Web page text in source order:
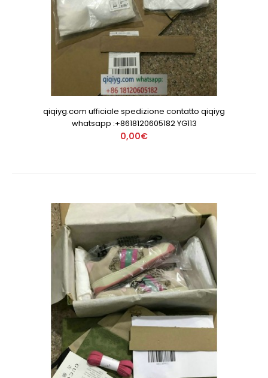
qiqiyg.com ufficiale spedizione contatto qiqiyg
whatsapp :+8618120605182 YG113
0,00€